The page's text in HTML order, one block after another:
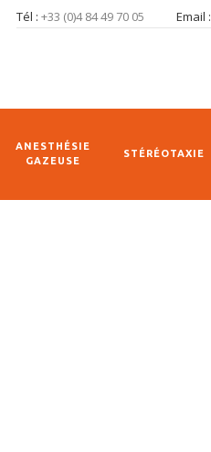
Tél : +33 (0)4 84 49 70 05 Email :
ANESTHÉSIE
GAZEUSE
STÉRÉOTAXIE